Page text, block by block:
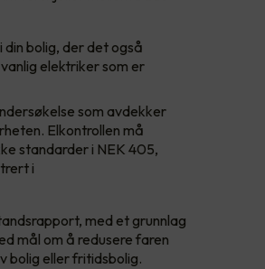
din bolig, der det også
elektriker som er
som avdekker
Elkontrollen må
standarder i NEK 405,
i
med et grunnlag
mål om å redusere faren
bolig eller fritidsbolig.